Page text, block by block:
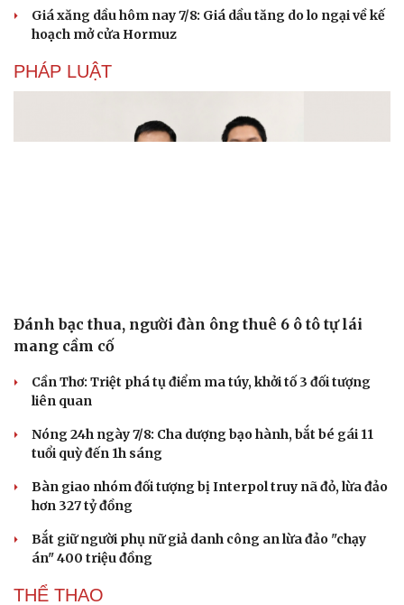
Giá xăng dầu hôm nay 7/8: Giá dầu tăng do lo ngại về kế
hoạch mở cửa Hormuz
PHÁP LUẬT
Đánh bạc thua, người đàn ông thuê 6 ô tô tự lái
mang cầm cố
Cần Thơ: Triệt phá tụ điểm ma túy, khởi tố 3 đối tượng
liên quan
Nóng 24h ngày 7/8: Cha dượng bạo hành, bắt bé gái 11
tuổi quỳ đến 1h sáng
Bàn giao nhóm đối tượng bị Interpol truy nã đỏ, lừa đảo
hơn 327 tỷ đồng
Bắt giữ người phụ nữ giả danh công an lừa đảo "chạy
án" 400 triệu đồng
THỂ THAO